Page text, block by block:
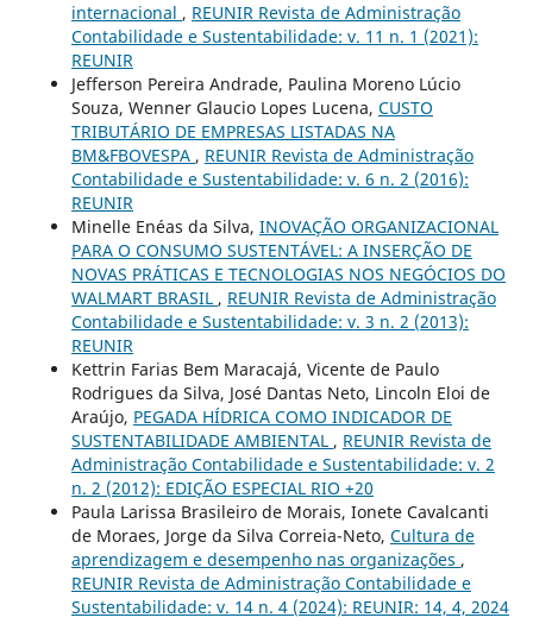
internacional , REUNIR Revista de Administração
Contabilidade e Sustentabilidade: v. 11 n. 1 (2021):
REUNIR
Jefferson Pereira Andrade, Paulina Moreno Lúcio
Souza, Wenner Glaucio Lopes Lucena, CUSTO
TRIBUTÁRIO DE EMPRESAS LISTADAS NA
BM&FBOVESPA , REUNIR Revista de Administração
Contabilidade e Sustentabilidade: v. 6 n. 2 (2016):
REUNIR
Minelle Enéas da Silva, INOVAÇÃO ORGANIZACIONAL
PARA O CONSUMO SUSTENTÁVEL: A INSERÇÃO DE
NOVAS PRÁTICAS E TECNOLOGIAS NOS NEGÓCIOS DO
WALMART BRASIL , REUNIR Revista de Administração
Contabilidade e Sustentabilidade: v. 3 n. 2 (2013):
REUNIR
Kettrin Farias Bem Maracajá, Vicente de Paulo
Rodrigues da Silva, José Dantas Neto, Lincoln Eloi de
Araújo, PEGADA HÍDRICA COMO INDICADOR DE
SUSTENTABILIDADE AMBIENTAL , REUNIR Revista de
Administração Contabilidade e Sustentabilidade: v. 2
n. 2 (2012): EDIÇÃO ESPECIAL RIO +20
Paula Larissa Brasileiro de Morais, Ionete Cavalcanti
de Moraes, Jorge da Silva Correia-Neto, Cultura de
aprendizagem e desempenho nas organizações ,
REUNIR Revista de Administração Contabilidade e
Sustentabilidade: v. 14 n. 4 (2024): REUNIR: 14, 4, 2024